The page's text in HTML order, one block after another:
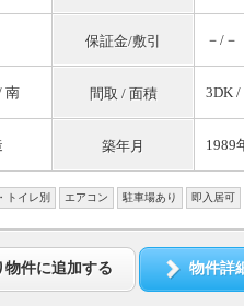
保証金/敷引 －/－
南 間取 / 面積 3DK /
築年月 1989
トイレ別 エアコン 駐車場あり 即入居可
物件に追加する 物件詳